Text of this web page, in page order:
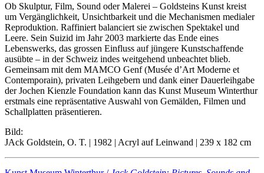
Ob Skulptur, Film, Sound oder Malerei – Goldsteins Kunst kreist
um Vergänglichkeit, Unsichtbarkeit und die Mechanismen medialer
Reproduktion. Raffiniert balanciert sie zwischen Spektakel und
Leere. Sein Suizid im Jahr 2003 markierte das Ende eines
Lebenswerks, das grossen Einfluss auf jüngere Kunstschaffende
ausübte – in der Schweiz indes weitgehend unbeachtet blieb.
Gemeinsam mit dem MAMCO Genf (Musée d’Art Moderne et
Contemporain), privaten Leihgebern und dank einer Dauerleihgabe
der Jochen Kienzle Foundation kann das Kunst Museum Winterthur
erstmals eine repräsentative Auswahl von Gemälden, Filmen und
Schallplatten präsentieren.
Bild:
JAck Goldstein, O. T. | 1982 | Acryl auf Leinwand | 239 x 182 cm